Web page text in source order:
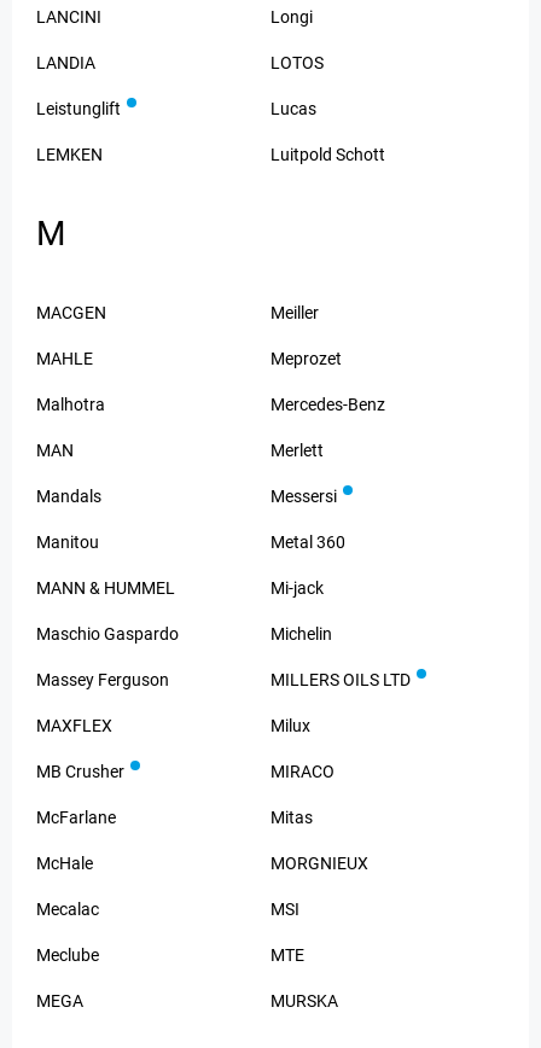
LANCINI
LANDIA
Leistunglift
LEMKEN
Longi
LOTOS
Lucas
Luitpold Schott
M
MACGEN
MAHLE
Malhotra
MAN
Mandals
Manitou
MANN & HUMMEL
Maschio Gaspardo
Massey Ferguson
MAXFLEX
MB Crusher
McFarlane
McHale
Mecalac
Meclube
MEGA
Meiller
Meprozet
Mercedes-Benz
Merlett
Messersi
Metal 360
Mi-jack
Michelin
MILLERS OILS LTD
Milux
MIRACO
Mitas
MORGNIEUX
MSI
MTE
MURSKA